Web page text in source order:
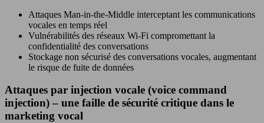
Attaques Man-in-the-Middle interceptant les communications
vocales en temps réel
Vulnérabilités des réseaux Wi-Fi compromettant la
confidentialité des conversations
Stockage non sécurisé des conversations vocales, augmentant
le risque de fuite de données
Attaques par injection vocale (voice command
injection) – une faille de sécurité critique dans le
marketing vocal